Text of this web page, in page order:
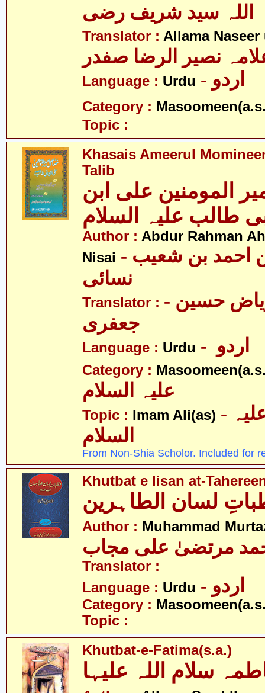
اللہ سید شریف رضی
Translator : Allama Naseer
نصیر الرضا صفدر
Language : Urdu - اردو
Category :
Topic :
Khasais Ameerul
Talib
المومنین علی ابن
Author : Abdur Rahman
Nisai - عبدالرّحمٰن احمد بن شعیب
نسائی
Translator : - علامہ ریاض حسین
جعفری
Language : Urdu
Category :
Topic : Imam Ali(as) - امام علی علیہ
السلام
From Non-Shia Scholor. Included for
Khutbat e lisan at-
لسان الطاہرین
Author : Muhammad
مرتضیٰ علی مجاب
Translator :
Language : Urdu - اردو
Category :
Topic :
Khutbat-e-Fatima(s.a.)
سلام اللہ علیہا